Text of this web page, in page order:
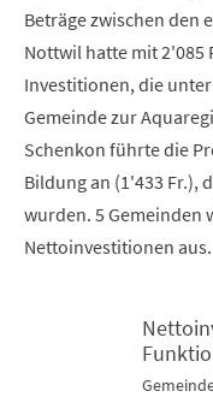
Beträge zwischen den
Nottwil hatte mit 2'085
Investitionen, die
Gemeinde zur
Schenkon führte die
Bildung an (1'433 Fr.),
wurden. 5 Gemeinden
Nettoinvestitionen aus.
Nettoinvestitionen